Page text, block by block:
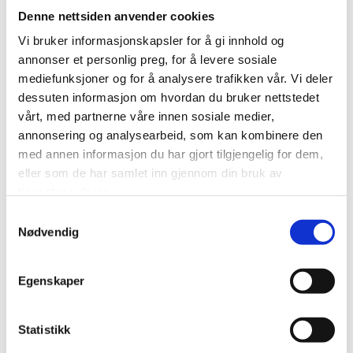
Denne nettsiden anvender cookies
Vi bruker informasjonskapsler for å gi innhold og
annonser et personlig preg, for å levere sosiale
mediefunksjoner og for å analysere trafikken vår. Vi deler
dessuten informasjon om hvordan du bruker nettstedet
vårt, med partnerne våre innen sosiale medier,
annonsering og analysearbeid, som kan kombinere den
med annen informasjon du har gjort tilgjengelig for dem,
eller som de har samlet inn gjennom din bruk av
Nødvendig
Egenskaper
Statistikk
01: Julebelysning i gågata. Foto: Frikant Media
begge er kritisk for utvikling av næringsliv og
anledning til å fokusere på mer enn bare lønnsomhet,